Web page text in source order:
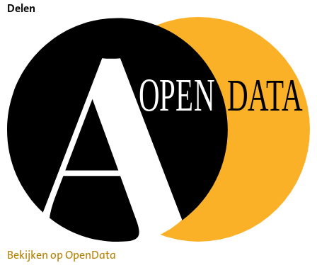
Delen
OPEN DATA
Bekijken op OpenData